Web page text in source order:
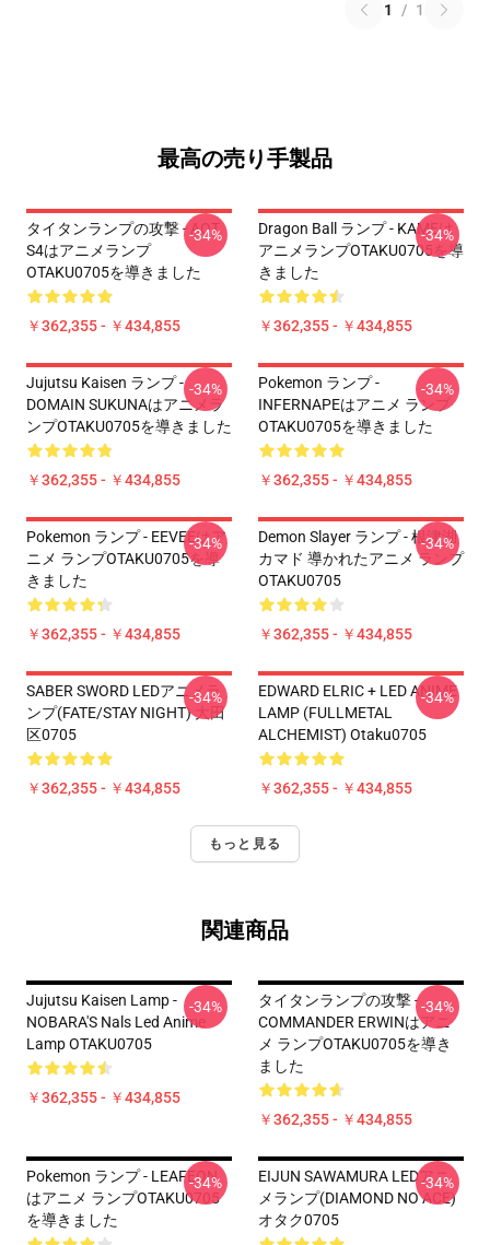
1 / 1
最高の売り手製品
タイタンランプの攻撃 - AOT
S4はアニメランプ
OTAKU0705を導きました
￥362,355 - ￥434,855
-34%
Dragon Ball ランプ - KAMEは
アニメランプOTAKU0705を導
きました
￥362,355 - ￥434,855
-34%
Jujutsu Kaisen ランプ -
DOMAIN SUKUNAはアニメラ
ンプOTAKU0705を導きました
￥362,355 - ￥434,855
-34%
Pokemon ランプ -
INFERNAPEはアニメ ランプ
OTAKU0705を導きました
￥362,355 - ￥434,855
-34%
Pokemon ランプ - EEVEEはア
ニメ ランプOTAKU0705を導
きました
￥362,355 - ￥434,855
-34%
Demon Slayer ランプ - 根津湖
カマド 導かれたアニメ ランプ
OTAKU0705
￥362,355 - ￥434,855
-34%
SABER SWORD LEDアニメラ
ンプ(FATE/STAY NIGHT) 大田
区0705
￥362,355 - ￥434,855
-34%
EDWARD ELRIC + LED ANIME
LAMP (FULLMETAL
ALCHEMIST) Otaku0705
￥362,355 - ￥434,855
-34%
もっと見る
関連商品
Jujutsu Kaisen Lamp -
NOBARA'S Nals Led Anime
Lamp OTAKU0705
￥362,355 - ￥434,855
-34%
タイタンランプの攻撃 -
COMMANDER ERWINはアニ
メ ランプOTAKU0705を導き
ました
￥362,355 - ￥434,855
-34%
Pokemon ランプ - LEAFEON
はアニメ ランプOTAKU0705
を導きました
-34%
EIJUN SAWAMURA LEDアニ
メランプ(DIAMOND NO ACE)
オタク0705
-34%